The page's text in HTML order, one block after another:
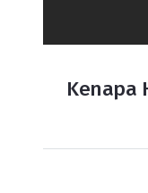
Kenapa